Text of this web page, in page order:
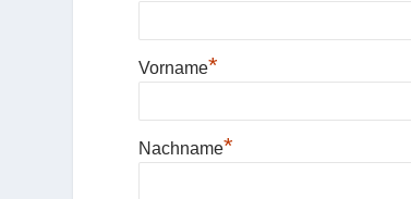
Vorname*
Nachname*